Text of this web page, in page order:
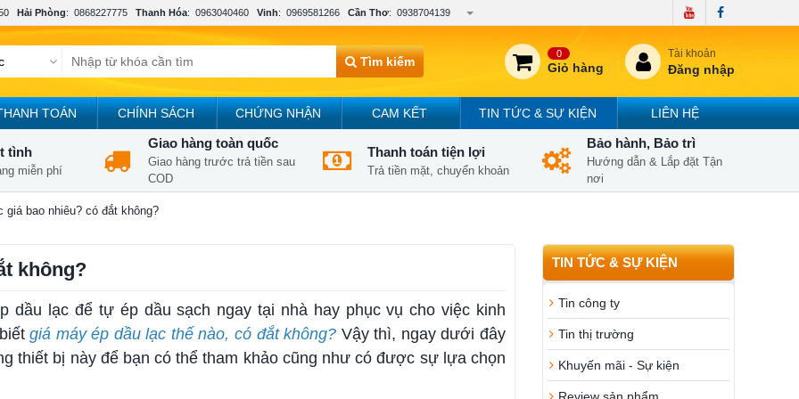
Hải Phòng: 0868227775 Thanh Hóa: 0963040460 Vinh: 0969581266 Cần Thơ: 0938704139
Tìm kiếm
0
Giỏ hàng
Tài khoản
Đăng nhập
TOÁN CHÍNH SÁCH CHỨNG NHẬN CAM KẾT TIN TỨC & SỰ KIỆN LIÊN HỆ
tình
miễn phí
Giao hàng toàn quốc
Giao hàng trước trả tiền sau
COD
Thanh toán tiện lợi
Trả tiền mặt, chuyển khoản
Bảo hành, Bảo trì
Hướng dẫn & Lắp đặt Tận
nơi
giá bao nhiêu? có đắt không?
TIN TỨC & SỰ KIỆN
Tin công ty
Tin thị trường
Khuyến mãi - Sự kiện
không?
dầu lạc để tự ép dầu sạch ngay tại nhà hay phục vụ cho việc kinh
giá máy ép dầu lạc thế nào, có đắt không? Vậy thì, ngay dưới đây
thiết bị này để bạn có thể tham khảo cũng như có được sự lựa chọn